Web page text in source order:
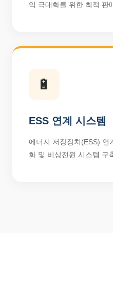
익 극대화를 위한 최적 판
🔋
ESS 연계 시스템
에너지 저장장치(ESS) 연
화 및 비상전원 시스템 구